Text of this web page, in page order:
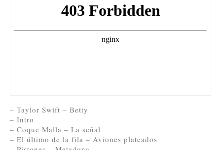
– Taylor Swift – Betty
– Intro
– Coque Malla – La señal
– El último de la fila – Aviones plateados